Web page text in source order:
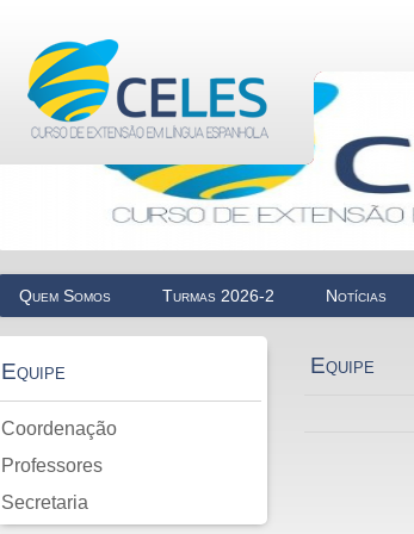
Quem Somos Turmas 2026-2 Notícias
Equipe
Coordenação
Professores
Secretaria
Equipe